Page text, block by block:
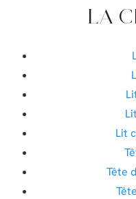
LA
Lit
Tête